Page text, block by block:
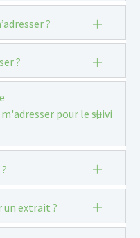
?
?
pour le suivi
un extrait ?